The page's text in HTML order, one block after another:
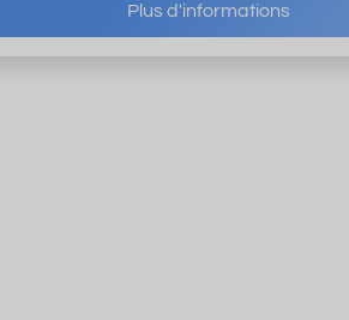
Plus d'informations